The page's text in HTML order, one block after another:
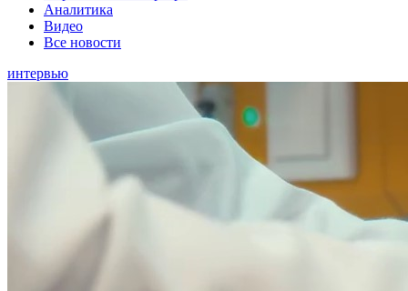
Аналитика
Видео
Все новости
интервью